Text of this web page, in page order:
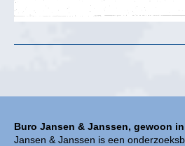
Buro Jansen & Janssen, gewoon
Jansen & Janssen is een